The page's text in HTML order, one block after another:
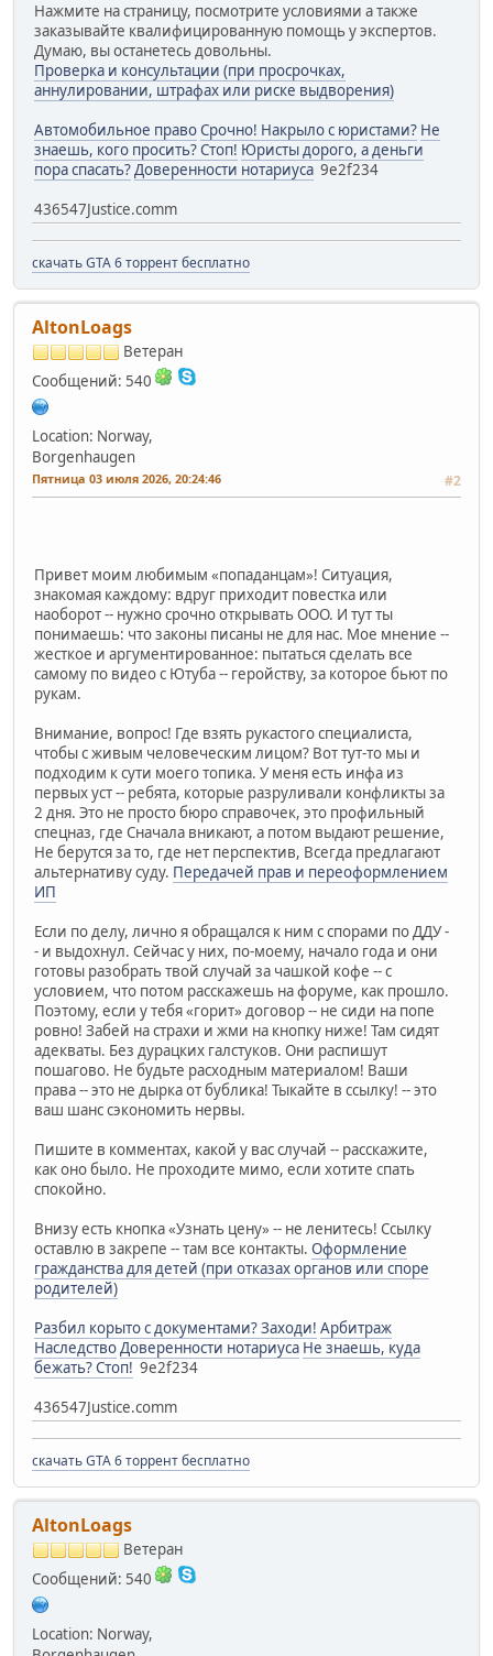
Нажмите на страницу, посмотрите условиями а также
заказывайте квалифицированную помощь у экспертов.
Думаю, вы останетесь довольны.
Проверка и консультации (при просрочках,
аннулировании, штрафах или риске выдворения)
Автомобильное правоСрочно! Накрыло с юристами? Не
знаешь, кого просить? Стоп! Юристы дорого, а деньги
пора спасать?Доверенности нотариуса 9e2f234
436547Justice.comm
скачать GTA 6 торрент бесплатно
AltonLoags
Ветеран
Сообщений: 540
Location: Norway,
Borgenhaugen
Пятница 03 июля 2026, 20:24:46 #2
Привет моим любимым «попаданцам»! Ситуация,
знакомая каждому: вдруг приходит повестка или
наоборот -- нужно срочно открывать ООО. И тут ты
понимаешь: что законы писаны не для нас. Мое мнение --
жесткое и аргументированное: пытаться сделать все
самому по видео с Ютуба -- геройству, за которое бьют по
рукам.
Внимание, вопрос! Где взять рукастого специалиста,
чтобы с живым человеческим лицом? Вот тут-то мы и
подходим к сути моего топика. У меня есть инфа из
первых уст -- ребята, которые разруливали конфликты за
2 дня. Это не просто бюро справочек, это профильный
спецназ, где Сначала вникают, а потом выдают решение,
Не берутся за то, где нет перспектив, Всегда предлагают
альтернативу суду. Передачей прав и переоформлением
ИП
Если по делу, лично я обращался к ним с спорами по ДДУ -
- и выдохнул. Сейчас у них, по-моему, начало года и они
готовы разобрать твой случай за чашкой кофе -- с
условием, что потом расскажешь на форуме, как прошло.
Поэтому, если у тебя «горит» договор -- не сиди на попе
ровно! Забей на страхи и жми на кнопку ниже! Там сидят
адекваты. Без дурацких галстуков. Они распишут
пошагово. Не будьте расходным материалом! Ваши
права -- это не дырка от бублика! Тыкайте в ссылку! -- это
ваш шанс сэкономить нервы.
Пишите в комментах, какой у вас случай -- расскажите,
как оно было. Не проходите мимо, если хотите спать
спокойно.
Внизу есть кнопка «Узнать цену» -- не ленитесь! Ссылку
оставлю в закрепе -- там все контакты. Оформление
гражданства для детей (при отказах органов или споре
родителей)
Разбил корыто с документами? Заходи! Арбитраж
НаследствоДоверенности нотариуса Не знаешь, куда
бежать? Стоп! 9e2f234
436547Justice.comm
скачать GTA 6 торрент бесплатно
AltonLoags
Ветеран
Сообщений: 540
Location: Norway,